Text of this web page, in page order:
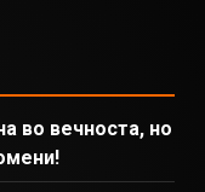
во вечноста, но